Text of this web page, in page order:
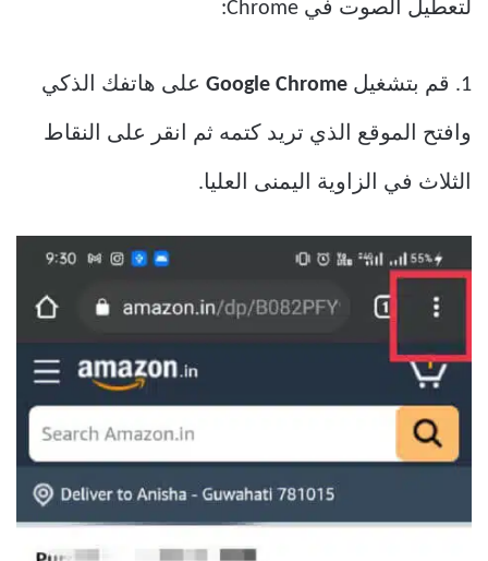
لتعطيل الصوت في Chrome:
1. قم بتشغيل Google Chrome على هاتفك الذكي
وافتح الموقع الذي تريد كتمه ثم انقر على النقاط
الثلاث في الزاوية اليمنى العليا.